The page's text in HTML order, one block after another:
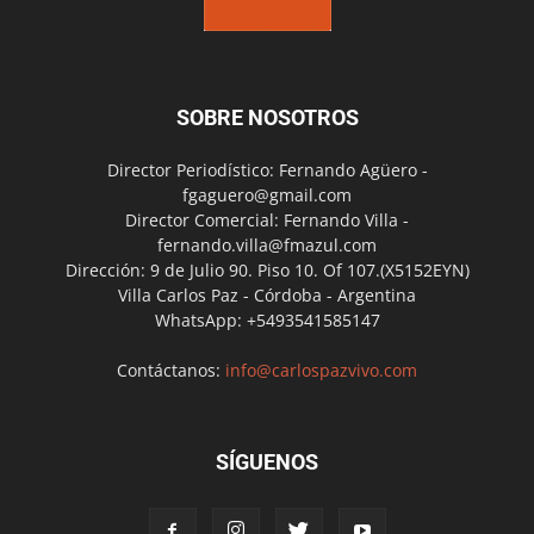
SOBRE NOSOTROS
Director Periodístico: Fernando Agüero -
fgaguero@gmail.com
Director Comercial: Fernando Villa -
fernando.villa@fmazul.com
Dirección: 9 de Julio 90. Piso 10. Of 107.(X5152EYN)
Villa Carlos Paz - Córdoba - Argentina
WhatsApp: +5493541585147
Contáctanos: info@carlospazvivo.com
SÍGUENOS